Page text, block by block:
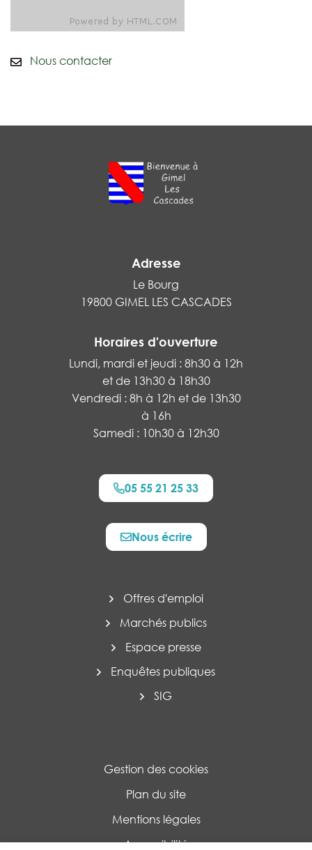
E-mail
Nous contacter
Adresse
Le Bourg
19800 GIMEL LES CASCADES
Horaires d'ouverture
Lundi, mardi et jeudi : 8h30 à 12h
et de 13h30 à 18h30
Vendredi : 8h à 12h et de 13h30
à 16h
Samedi : 10h30 à 12h30
05 55 21 25 33
Nous écrire
Offres d'emploi
Marchés publics
Espace presse
Enquêtes publiques
SIG
Gestion des cookies
Plan du site
Mentions légales
Accessibilité